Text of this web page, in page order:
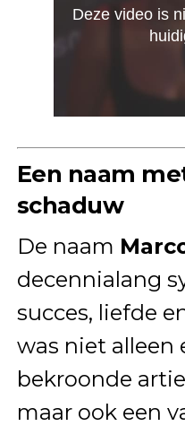
Een naam
schaduw
De naam
decennialang
succes, liefde
was niet alleen
bekroonde
maar ook een